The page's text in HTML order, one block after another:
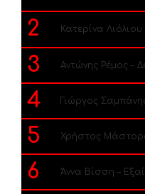
2 Κατερίνα
3 Αντώνης Ρέμος –
4 Γιώργος
5 Χρήστος
6 Άννα Βίσση –